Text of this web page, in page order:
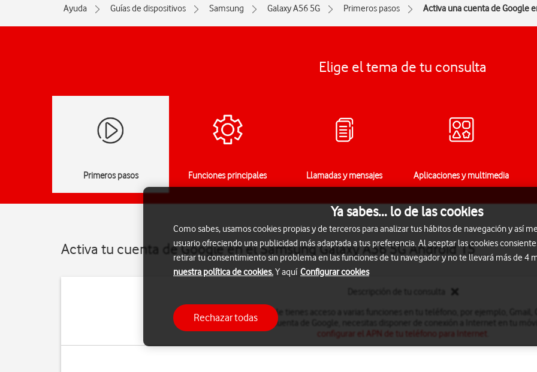
Ayuda Guías de dispositivos Samsung Galaxy A56 5G Primeros pasos Activa una cuenta de Google
Elige el tema de tu consulta
Primeros pasos Funciones principales Llamadas y mensajes Aplicaciones y multimedia
Activa tu cuenta de Google en el Samsung Galaxy A56 5G Android 15
Con una cuenta de Google tienes acceso a varias funciones en tu teléfono, por ejemplo, Gmail,
Para poder activar una cuenta de Google, necesitas disponer de conexión a Internet en tu
configurar el APN de tu teléfono para Internet
Ya sabes... lo de las cookies
Como sabes, usamos cookies propias y de terceros para analizar tus hábitos de navegación y así
usuario ofreciendo una publicidad más adaptada a tus preferencia. Al aceptar las cookies
retirar tu consentimiento sin problema en las funciones de tu navegador y no te llevará más de 4
nuestra política de cookies.Y aquí Configurar cookies
Rechazar todas